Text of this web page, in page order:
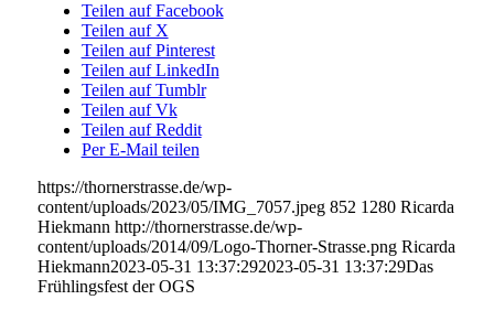
Teilen auf Facebook
Teilen auf X
Teilen auf Pinterest
Teilen auf LinkedIn
Teilen auf Tumblr
Teilen auf Vk
Teilen auf Reddit
Per E-Mail teilen
https://thornerstrasse.de/wp-
content/uploads/2023/05/IMG_7057.jpeg 852 1280 Ricarda
Hiekmann http://thornerstrasse.de/wp-
content/uploads/2014/09/Logo-Thorner-Strasse.png Ricarda
Hiekmann2023-05-31 13:37:292023-05-31 13:37:29Das
Frühlingsfest der OGS